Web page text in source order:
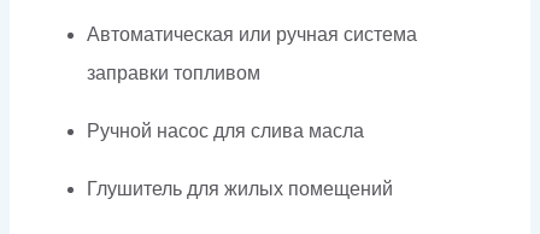
Автоматическая или ручная система
заправки топливом
Ручной насос для слива масла
Глушитель для жилых помещений